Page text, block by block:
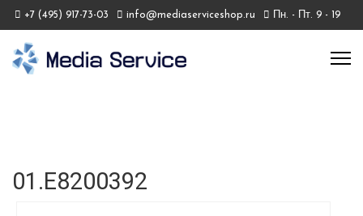
+7 (495) 917-73-03 info@mediaserviceshop.ru Пн. - Пт. 9 - 19
01.E8200392